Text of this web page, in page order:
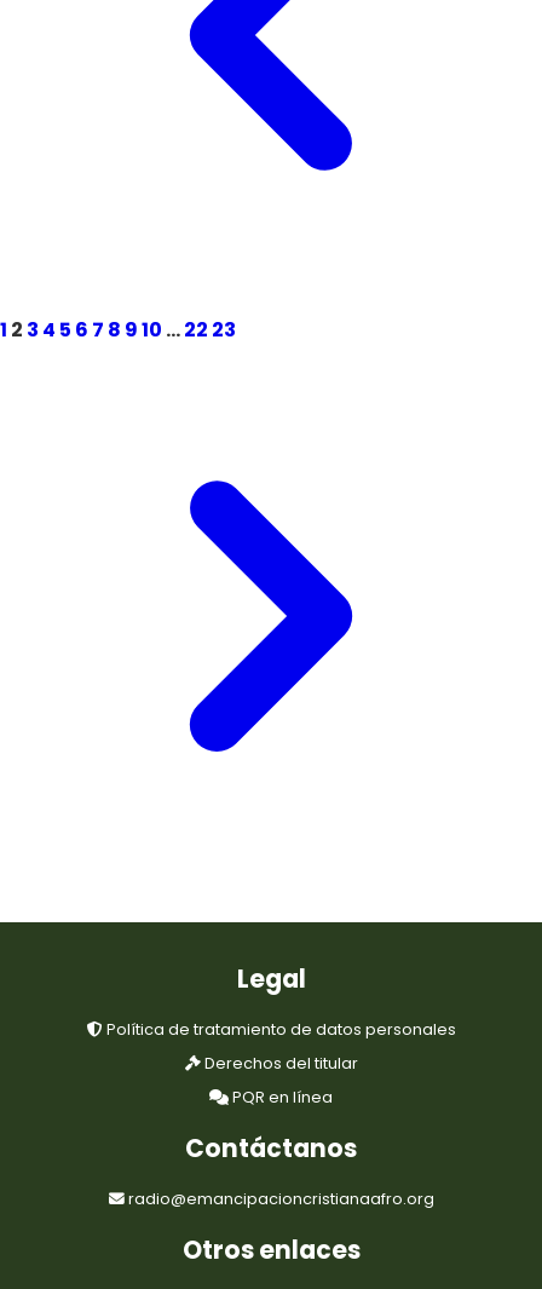
1 2 3 4 5 6 7 8 910 ...22 23
Legal
Política de tratamiento de datos personales
Derechos del titular
PQR en línea
Contáctanos
radio@emancipacioncristianaafro.org
Otros enlaces